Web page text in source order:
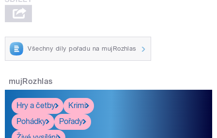
Všechny díly pořadu na mujRozhlas
mujRozhlas
Hry a četby
Krimi
Pohádky
Pořady